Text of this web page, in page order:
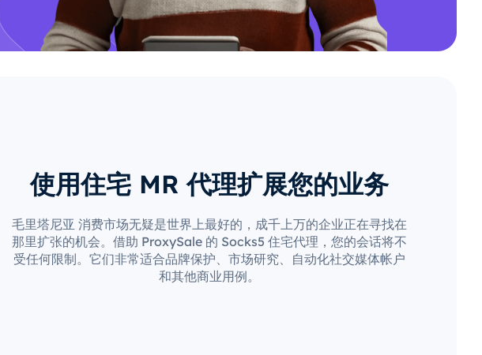
使用住宅 MR 代理扩展您的业务
毛里塔尼亚 消费市场无疑是世界上最好的，成千上万的企业正在寻找在
那里扩张的机会。借助 ProxySale 的 Socks5 住宅代理，您的会话将不
受任何限制。它们非常适合品牌保护、市场研究、自动化社交媒体帐户
和其他商业用例。